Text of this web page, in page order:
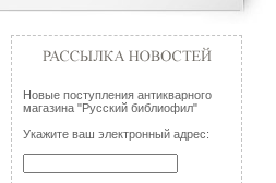
Новые поступления антикварного
магазина "Русский библиофил"
Укажите ваш электронный адрес: